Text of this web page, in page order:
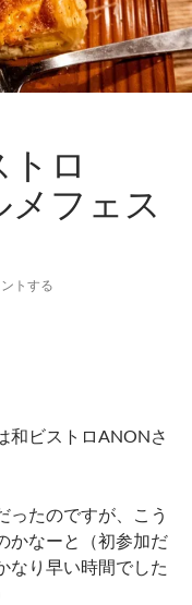
トロ
フェス
トする
和ビストロANONさ
ったのですが、こう
かなーと（初参加だ
なり早い時間でした